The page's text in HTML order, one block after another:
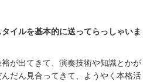
イルを基本的に送ってらっしゃいま
が出てきて、演奏技術や知識とかが
だん見合ってきて、ようやく本格活